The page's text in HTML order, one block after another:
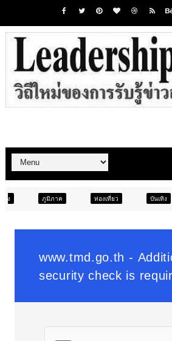
ท่องเที่ยว บันเทิง ท่องเที่ยว